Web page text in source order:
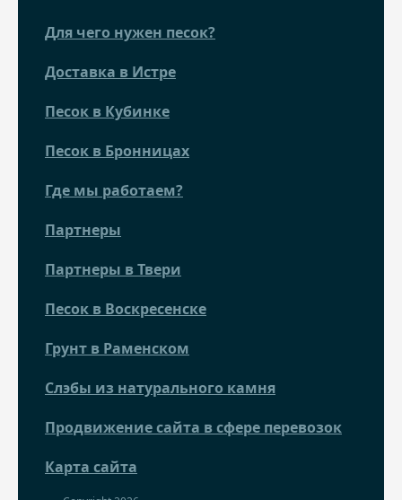
Для чего нужен песок?
Доставка в Истре
Песок в Кубинке
Песок в Бронницах
Где мы работаем?
Партнеры
Партнеры в Твери
Песок в Воскресенске
Грунт в Раменском
Слэбы из натурального камня
Продвижение сайта в сфере перевозок
Карта сайта